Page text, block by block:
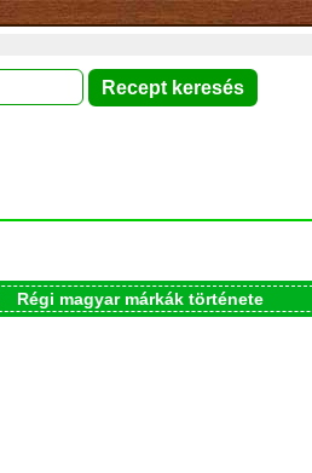
Régi magyar márkák története